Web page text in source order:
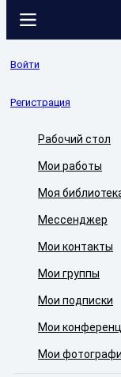
Войти
Регистрация
Рабочий стол
Мои работы
Моя
Мессенджер
Мои контакты
Мои группы
Мои подписки
Мои
Мои